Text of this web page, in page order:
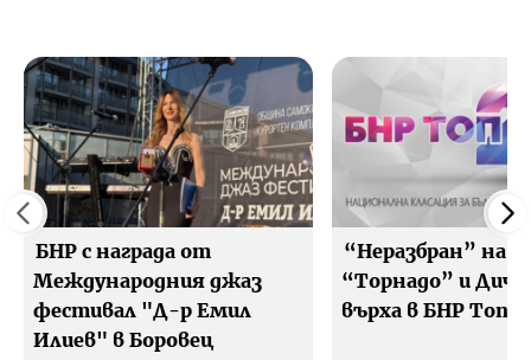
БНР с награда от
Международния джаз
фестивал "Д-р Емил
Илиев" в Боровец
“Неразбран” на
“Торнадо” и
върха в БНР Топ